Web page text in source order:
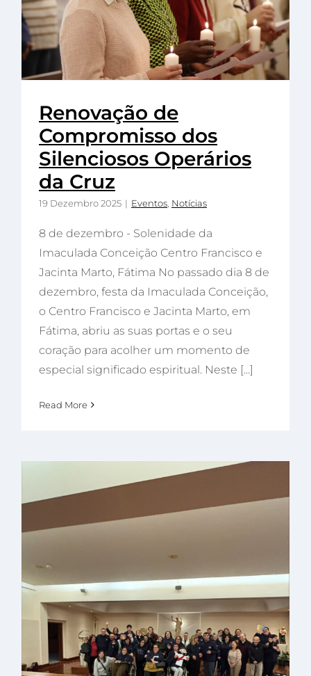
Renovação de
Compromisso dos
Silenciosos Operários
da Cruz
19 Dezembro 2025 | Eventos, Notícias
8 de dezembro - Solenidade da
Imaculada Conceição Centro Francisco e
Jacinta Marto, Fátima No passado dia 8 de
dezembro, festa da Imaculada Conceição,
o Centro Francisco e Jacinta Marto, em
Fátima, abriu as suas portas e o seu
coração para acolher um momento de
especial significado espiritual. Neste [...]
Read More